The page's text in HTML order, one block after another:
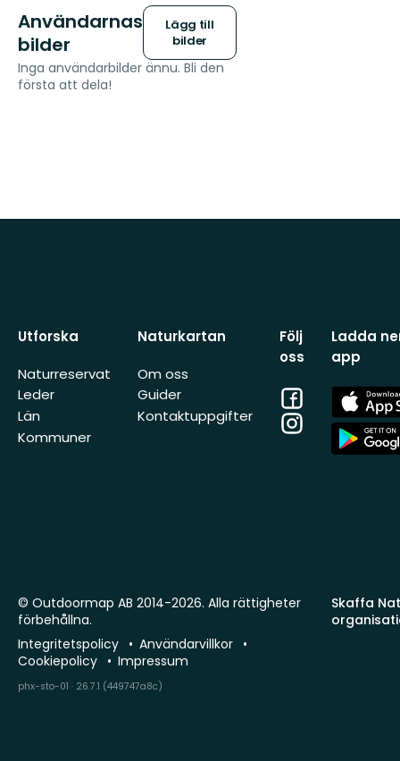
Användarnas
bilder
Lägg till
bilder
Inga användarbilder ännu. Bli den
första att dela!
Utforska
Naturreservat
Leder
Län
Kommuner
Naturkartan
Om oss
Guider
Kontaktuppgifter
Följ
oss
Facebook
Instagram
Ladda
app
App
Store
App
Store
Skaffa
© Outdoormap AB 2014-2026. Alla rättigheter
förbehållna.
Integritetspolicy
Användarvillkor
Cookiepolicy
Impressum
phx-sto-01 · 26.7.1 (449747a8c)